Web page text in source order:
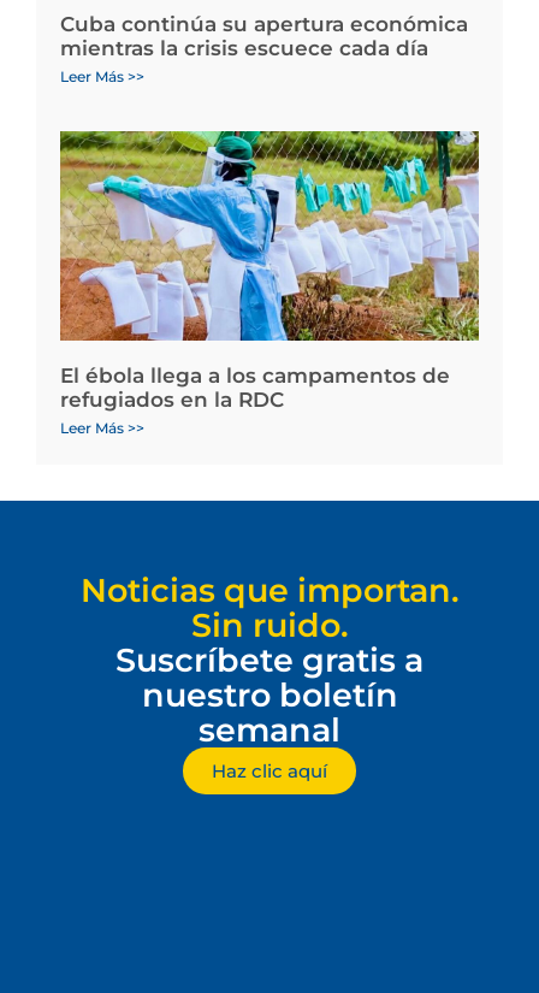
Cuba continúa su apertura económica
mientras la crisis escuece cada día
Leer Más >>
El ébola llega a los campamentos de
refugiados en la RDC
Leer Más >>
Noticias que importan.
Sin ruido.
Suscríbete gratis a
nuestro boletín
semanal
Haz clic aquí